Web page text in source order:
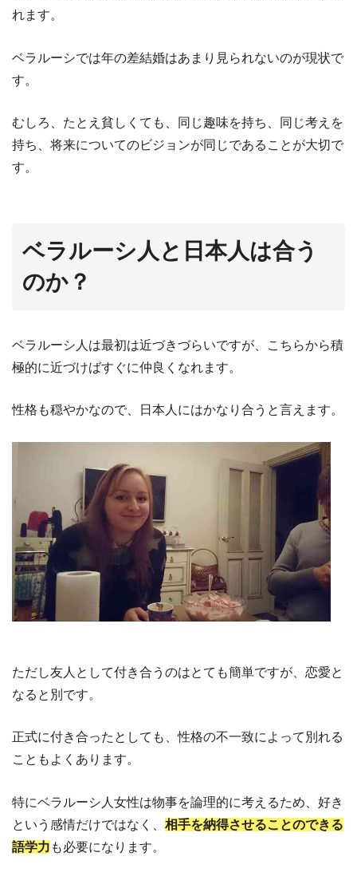
れます。
ベラルーシでは年の差結婚はあまり見られないのが現状で
す。
むしろ、たとえ貧しくても、同じ趣味を持ち、同じ考えを
持ち、将来についてのビジョンが同じであることが大切で
す。
ベラルーシ人と日本人は合う
のか？
ベラルーシ人は最初は近づきづらいですが、こちらから積
極的に近づけばすぐに仲良くなれます。
性格も穏やかなので、日本人にはかなり合うと言えます。
ただし友人として付き合うのはとても簡単ですが、恋愛と
なると別です。
正式に付き合ったとしても、性格の不一致によって別れる
こともよくあります。
特にベラルーシ人女性は物事を論理的に考えるため、好き
という感情だけではなく、 相手を納得させることのできる
語学力 も必要になります。